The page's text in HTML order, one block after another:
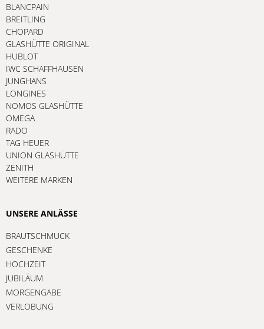
BLANCPAIN
BREITLING
CHOPARD
GLASHÜTTE ORIGINAL
HUBLOT
IWC SCHAFFHAUSEN
JUNGHANS
LONGINES
NOMOS GLASHÜTTE
OMEGA
RADO
TAG HEUER
UNION GLASHÜTTE
ZENITH
WEITERE MARKEN
UNSERE ANLÄSSE
BRAUTSCHMUCK
GESCHENKE
HOCHZEIT
JUBILÄUM
MORGENGABE
VERLOBUNG